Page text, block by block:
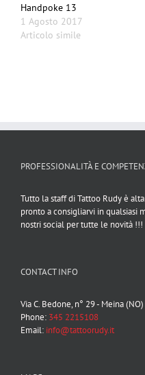
Handpoke 13
1 Agosto 2017
Articolo simile
PROFESSIONALITÀ E
Tutto la staff di Tattoo Rudy è
pronto a consigliarvi in qualsiasi
nostri social per tutte le novità !!!
CONTACT INFO
Via C. Bedone, n° 29 - Meina (NO)
Phone: 345 2215108
Email: info@tattoorudy.it